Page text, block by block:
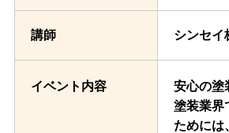
講師 シンセ
イベント内容
安心の塗
塗装業界
ためには